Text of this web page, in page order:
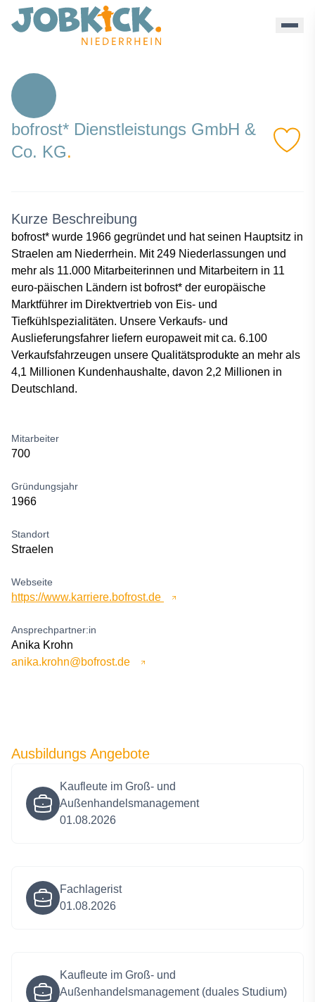
Bofrost - Jobkick Niederrhein
bofrost* Dienstleistungs GmbH &
Co. KG.
Kurze Beschreibung
bofrost* wurde 1966 gegründet und hat seinen Hauptsitz in
Straelen am Niederrhein. Mit 249 Niederlassungen und
mehr als 11.000 Mitarbeiterinnen und Mitarbeitern in 11
euro-päischen Ländern ist bofrost* der europäische
Marktführer im Direktvertrieb von Eis- und
Tiefkühlspezialitäten. Unsere Verkaufs- und
Auslieferungsfahrer liefern europaweit mit ca. 6.100
Verkaufsfahrzeugen unsere Qualitätsprodukte an mehr als
4,1 Millionen Kundenhaushalte, davon 2,2 Millionen in
Deutschland.
Mitarbeiter
700
Gründungsjahr
1966
Standort
Straelen
Webseite
https://www.karriere.bofrost.de
Ansprechpartner:in
Anika Krohn
anika.krohn@bofrost.de
Ausbildungs Angebote
Kaufleute im Groß- und
Außenhandelsmanagement
01.08.2026
Fachlagerist
01.08.2026
Kaufleute im Groß- und
Außenhandelsmanagement (duales Studium)